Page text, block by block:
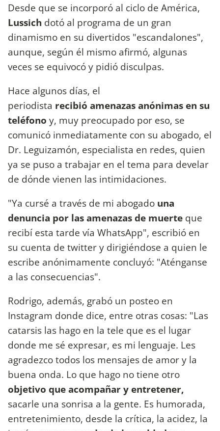
Desde que se incorporó al ciclo de América,
Lussich dotó al programa de un gran
dinamismo en su divertidos "escandalones",
aunque, según él mismo afirmó, algunas
veces se equivocó y pidió disculpas.
Hace algunos días, el
periodista recibió amenazas anónimas en su
teléfono y, muy preocupado por eso, se
comunicó inmediatamente con su abogado, el
Dr. Leguizamón, especialista en redes, quien
ya se puso a trabajar en el tema para develar
de dónde vienen las intimidaciones.
"Ya cursé a través de mi abogado una
denuncia por las amenazas de muerte que
recibí esta tarde vía WhatsApp", escribió en
su cuenta de twitter y dirigiéndose a quien le
escribe anónimamente concluyó: "Aténganse
a las consecuencias".
Rodrigo, además, grabó un posteo en
Instagram donde dice, entre otras cosas: "Las
catarsis las hago en la tele que es el lugar
donde me sé expresar, es mi lenguaje. Les
agradezco todos los mensajes de amor y la
buena onda. Lo que hago no tiene otro
objetivo que acompañar y entretener,
sacarle una sonrisa a la gente. Es humorada,
entretenimiento, desde la crítica, la acidez, la